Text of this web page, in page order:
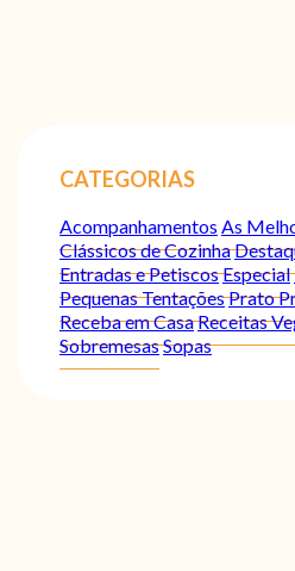
CATEGORIAS
Acompanhamentos As
Clássicos de Cozinha
Entradas e PetiscosEspecial
Pequenas TentaçõesPrato
Receba em CasaReceitas
SobremesasSopas